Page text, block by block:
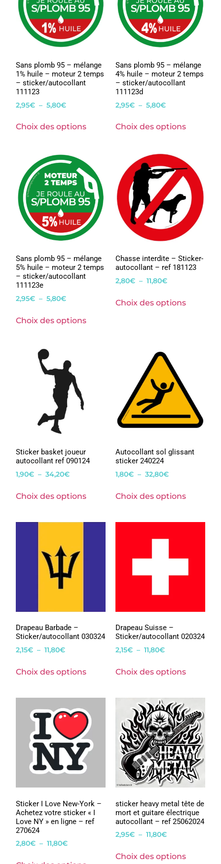
Sans plomb 95 – mélange
1% huile – moteur 2 temps
– sticker/autocollant
111123
2,95€ – 5,80€
Choix des options
Sans plomb 95 – mélange
4% huile – moteur 2 temps
– sticker/autocollant
111123d
2,95€ – 5,80€
Choix des options
Sans plomb 95 – mélange
5% huile – moteur 2 temps
– sticker/autocollant
111123e
2,95€ – 5,80€
Choix des options
Chasse interdite – Sticker-
autocollant – ref 181123
2,80€ – 11,80€
Choix des options
Sticker basket joueur
autocollant ref 090124
1,90€ – 34,20€
Choix des options
Autocollant sol glissant
sticker 240224
1,80€ – 32,80€
Choix des options
Drapeau Barbade –
Sticker/autocollant 030324
2,15€ – 11,80€
Choix des options
Drapeau Suisse –
Sticker/autocollant 020324
2,15€ – 11,80€
Choix des options
Sticker I Love New-York –
Achetez votre sticker « I
Love NY » en ligne – ref
270624
2,80€ – 11,80€
sticker heavy metal tête de
mort et guitare électrique
autocollant – ref 25062024
2,95€ – 11,80€
Choix des options